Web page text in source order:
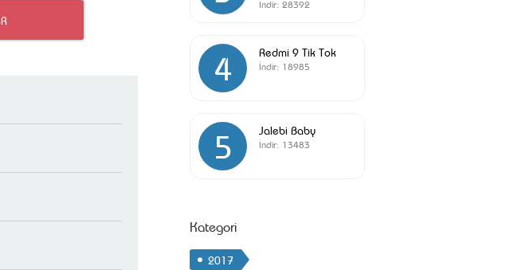
İndir: 28392
4 Redmi 9 Tik Tok
İndir: 18985
5 Jalebi Baby
İndir: 13483
Kategori
2017